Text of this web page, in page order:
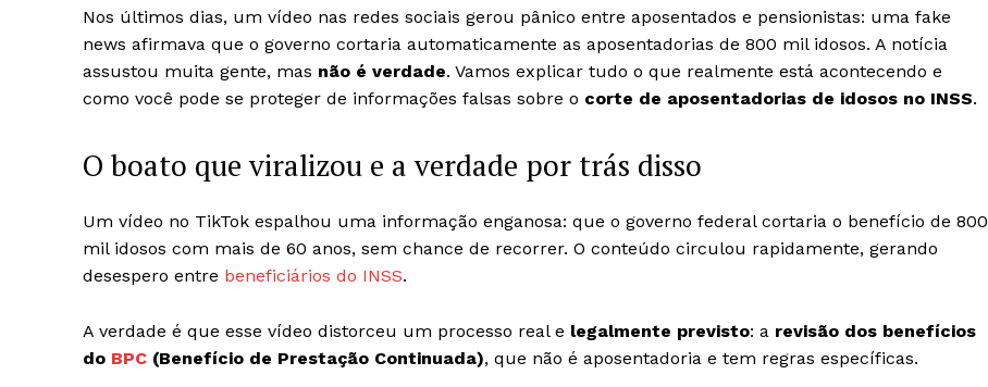
Nos últimos dias, um vídeo nas redes sociais gerou pânico entre aposentados e pensionistas: uma fake
news afirmava que o governo cortaria automaticamente as aposentadorias de 800 mil idosos. A notícia
assustou muita gente, mas não é verdade. Vamos explicar tudo o que realmente está acontecendo e
como você pode se proteger de informações falsas sobre o corte de aposentadorias de idosos no INSS.
O boato que viralizou e a verdade por trás disso
Um vídeo no TikTok espalhou uma informação enganosa: que o governo federal cortaria o benefício de 800
mil idosos com mais de 60 anos, sem chance de recorrer. O conteúdo circulou rapidamente, gerando
desespero entre beneficiários do INSS.
A verdade é que esse vídeo distorceu um processo real e legalmente previsto: a revisão dos benefícios
do BPC (Benefício de Prestação Continuada), que não é aposentadoria e tem regras específicas.